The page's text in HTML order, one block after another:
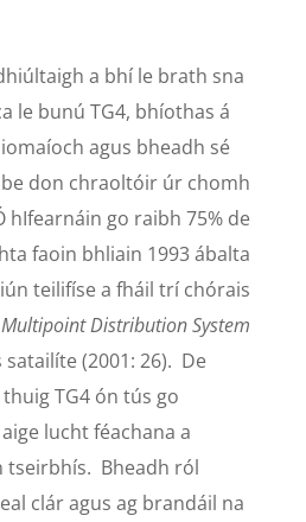
a bhí le brath sna
le bunú TG4, bhíothas á
agus bheadh sé
don chraoltóir úr chomh
go raibh 75% de
faoin bhliain 1993 ábalta
teilifíse a fháil trí chórais
Distribution System
satailíte (2001: 26). De
TG4 ón tús go
lucht féachana a
tseirbhís. Bheadh ról
clár agus ag brandáil na